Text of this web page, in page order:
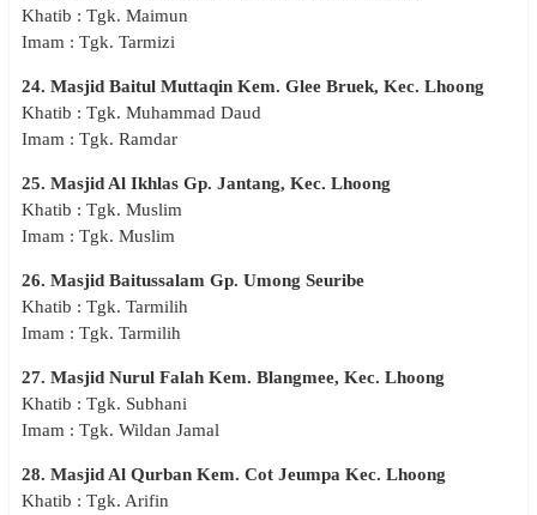
Khatib : Tgk. Maimun
Imam : Tgk. Tarmizi
24. Masjid Baitul Muttaqin Kem. Glee Bruek, Kec. Lhoong
Khatib : Tgk. Muhammad Daud
Imam : Tgk. Ramdar
25. Masjid Al Ikhlas Gp. Jantang, Kec. Lhoong
Khatib : Tgk. Muslim
Imam : Tgk. Muslim
26. Masjid Baitussalam Gp. Umong Seuribe
Khatib : Tgk. Tarmilih
Imam : Tgk. Tarmilih
27. Masjid Nurul Falah Kem. Blangmee, Kec. Lhoong
Khatib : Tgk. Subhani
Imam : Tgk. Wildan Jamal
28. Masjid Al Qurban Kem. Cot Jeumpa Kec. Lhoong
Khatib : Tgk. Arifin